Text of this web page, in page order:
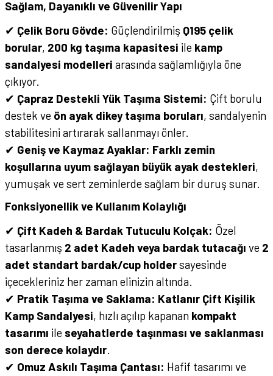
Sağlam, Dayanıklı ve Güvenilir Yapı
✔ Çelik Boru Gövde: Güçlendirilmiş Q195 çelik
borular, 200 kg taşıma kapasitesi ile kamp
sandalyesi modelleri arasında sağlamlığıyla öne
çıkıyor.
✔ Çapraz Destekli Yük Taşıma Sistemi: Çift borulu
destek ve ön ayak dikey taşıma boruları, sandalyenin
stabilitesini artırarak sallanmayı önler.
✔ Geniş ve Kaymaz Ayaklar: Farklı zemin
koşullarına uyum sağlayan büyük ayak destekleri,
yumuşak ve sert zeminlerde sağlam bir duruş sunar.
Fonksiyonellik ve Kullanım Kolaylığı
✔ Çift Kadeh & Bardak Tutuculu Kolçak: Özel
tasarlanmış 2 adet Kadeh veya bardak tutacağı ve 2
adet standart bardak/cup holdersayesinde
içecekleriniz her zaman elinizin altında.
✔ Pratik Taşıma ve Saklama: Katlanır Çift Kişilik
Kamp Sandalyesi, hızlı açılıp kapanan kompakt
tasarımı ile seyahatlerde taşınması ve saklanması
son derece kolaydır.
✔ Omuz Askılı Taşıma Çantası: Hafif tasarımı ve